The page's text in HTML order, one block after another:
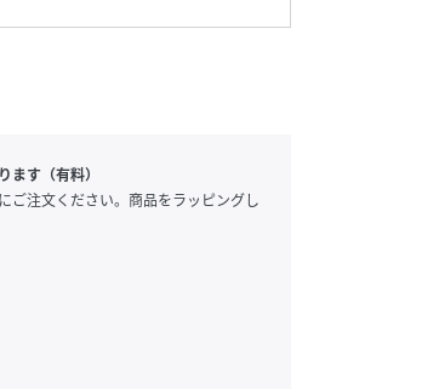
す（有料）
ご注文ください。商品をラッピングし